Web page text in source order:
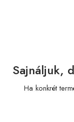
Sajnáljuk,
Ha konkrét